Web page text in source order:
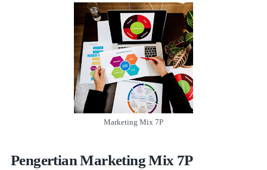
Marketing Mix 7P
Pengertian Marketing Mix 7P